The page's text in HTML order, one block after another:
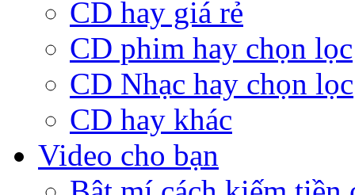
CD hay giá rẻ
CD phim hay chọn lọc
CD Nhạc hay chọn lọc
CD hay khác
Video cho bạn